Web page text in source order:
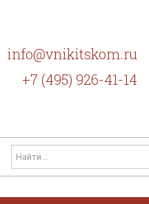
info@vnikitskom.ru
+7 (495) 926-41-14